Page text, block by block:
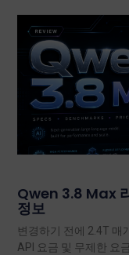
Qwen 3.8 Max
정보
변경하기 전에 2.4T 매
API 요금 및 무제한 요